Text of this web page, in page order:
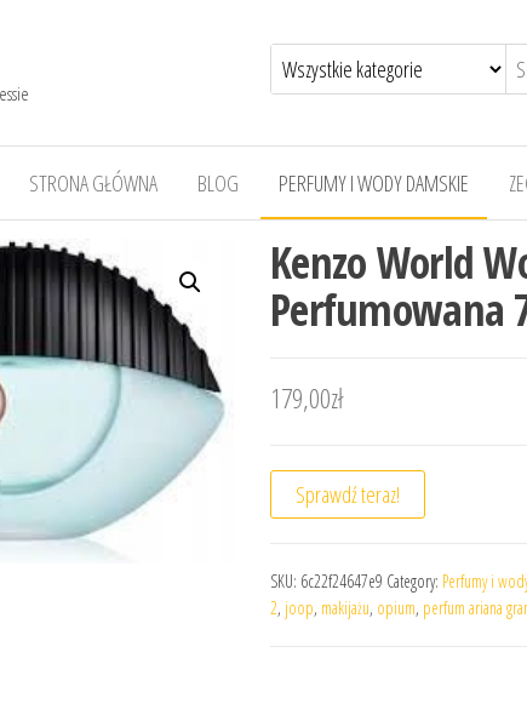
STRONA GŁÓWNA BLOG PERFUMY I WODY DAMSKIE
Kenzo World
Perfumowana
179,00zł
Sprawdź teraz!
SKU: 6c22f24647e9 Category: Perfumy i
2, joop, makijażu, opium, perfum ariana